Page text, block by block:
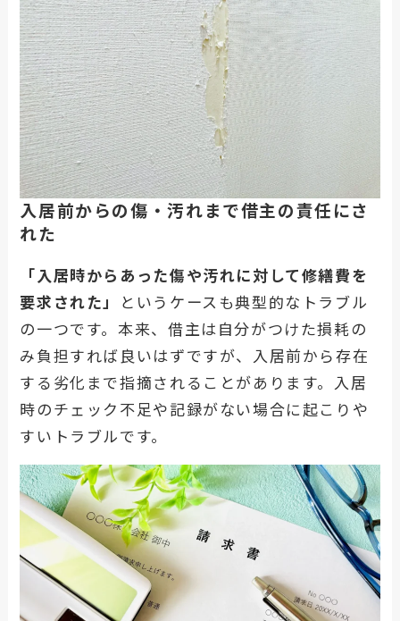
入居前からの傷・汚れまで借主の責任にさ
れた
「入居時からあった傷や汚れに対して修繕費を
要求された」
というケースも典型的なトラブル
の一つです。本来、借主は自分がつけた損耗の
み負担すれば良いはずですが、入居前から存在
する劣化まで指摘されることがあります。入居
時のチェック不足や記録がない場合に起こりや
すいトラブルです。